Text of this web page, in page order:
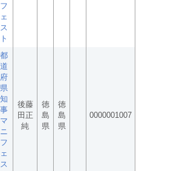
フ
ェ
ス
ト
都
道
府
県
知
事
マ
ニ
フ
ェ
ス
後藤
田正
純
徳
島
県
徳
島
県
0000001007